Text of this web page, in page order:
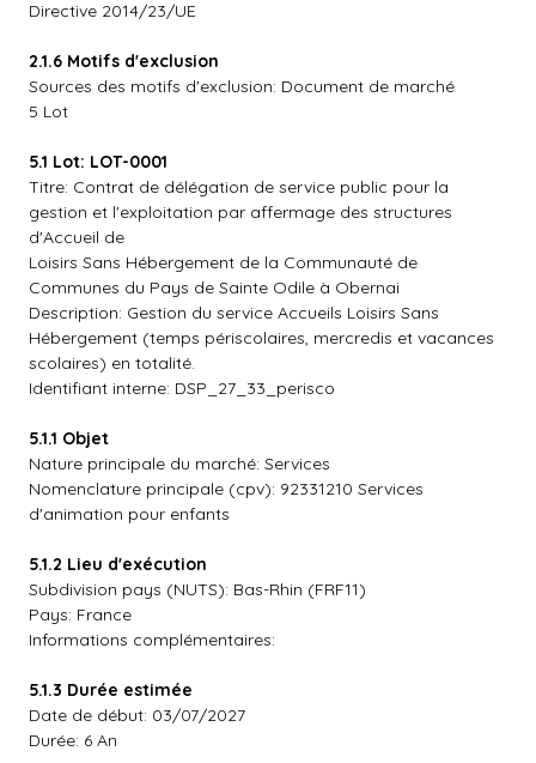
Directive 2014/23/UE
2.1.6 Motifs d'exclusion
Sources des motifs d'exclusion: Document de marché
5 Lot
5.1 Lot: LOT-0001
Titre: Contrat de délégation de service public pour la
gestion et l'exploitation par affermage des structures
d'Accueil de
Loisirs Sans Hébergement de la Communauté de
Communes du Pays de Sainte Odile à Obernai
Description: Gestion du service Accueils Loisirs Sans
Hébergement (temps périscolaires, mercredis et vacances
scolaires) en totalité.
Identifiant interne: DSP_27_33_perisco
5.1.1 Objet
Nature principale du marché: Services
Nomenclature principale (cpv): 92331210 Services
d'animation pour enfants
5.1.2 Lieu d'exécution
Subdivision pays (NUTS): Bas-Rhin (FRF11)
Pays: France
Informations complémentaires:
5.1.3 Durée estimée
Date de début: 03/07/2027
Durée: 6 An